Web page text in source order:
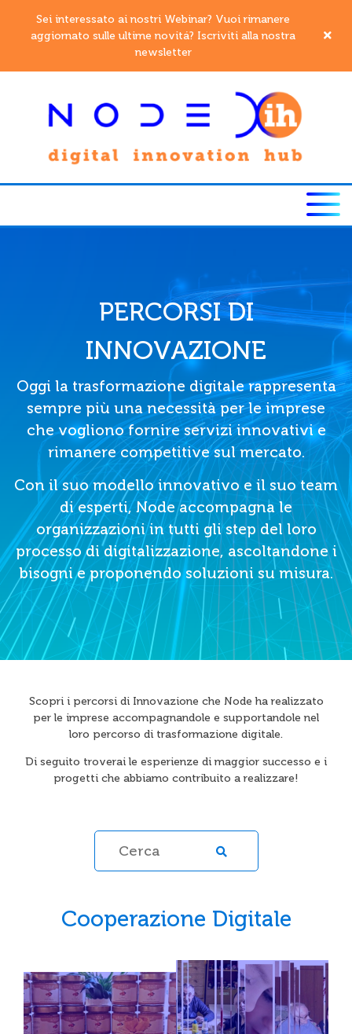
Sei interessato ai nostri Webinar? Vuoi rimanere
aggiornato sulle ultime novitá? Iscriviti alla nostra
newsletter
PERCORSI DI
INNOVAZIONE
Oggi la trasformazione digitale rappresenta
sempre più una necessità per le imprese
che vogliono fornire servizi innovativi e
rimanere competitive sul mercato.
Con il suo modello innovativo e il suo team
di esperti, Node accompagna le
organizzazioni in tutti gli step del loro
processo di digitalizzazione, ascoltandone i
bisogni e proponendo soluzioni su misura.
Scopri i percorsi di Innovazione che Node ha realizzato
per le imprese accompagnandole e supportandole nel
loro percorso di trasformazione digitale.
Di seguito troverai le esperienze di maggior successo e i
progetti che abbiamo contribuito a realizzare!
Cooperazione Digitale